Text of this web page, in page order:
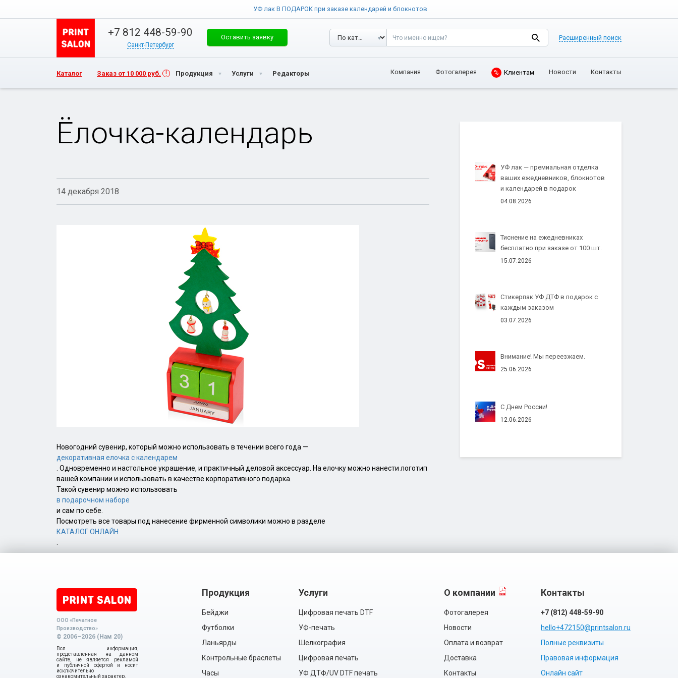
УФ лак В ПОДАРОК при заказе календарей и блокнотов
+7 812 448-59-90
Санкт-Петербург
Оставить заявку Расширенный поиск
Каталог Заказ от 10 000 руб. Продукция Услуги Редакторы Компания Фотогалерея % Клиентам Новости Контакты
Ёлочка-календарь
14 декабря 2018
Новогодний сувенир, который можно использовать в течении всего года —
декоративная елочка с календарем
. Одновременно и настольное украшение, и практичный деловой аксессуар. На елочку можно нанести логотип
вашей компании и использовать в качестве корпоративного подарка.
Такой сувенир можно использовать
в подарочном наборе
и сам по себе.
Посмотреть все товары под нанесение фирменной символики можно в разделе
КАТАЛОГ ОНЛАЙН
УФ лак — премиальная отделка
ваших ежедневников, блокнотов
и календарей в подарок
04.08.2026
Тиснение на ежедневниках
бесплатно при заказе от 100 шт.
15.07.2026
Стикерпак УФ ДТФ в подарок с
каждым заказом
03.07.2026
Внимание! Мы переезжаем.
25.06.2026
С Днем России!
12.06.2026
ООО «Печатное
Производство»
© 2006–2026 (Нам 20)
Вся информация,
представленная на данном
сайте, не является рекламой
и публичной офертой и носит
исключительно
ознакомительный характер.
Продукция
Бейджи
Футболки
Ланьярды
Контрольные браслеты
Часы
Услуги
Цифровая печать DTF
УФ-печать
Шелкография
Цифровая печать
УФ ДТФ/UV DTF печать
О компании
Фотогалерея
Новости
Оплата и возврат
Доставка
Контакты
Контакты
+7 (812) 448-59-90
hello+472150@printsalon.ru
Полные реквизиты
Правовая информация
Онлайн сайт